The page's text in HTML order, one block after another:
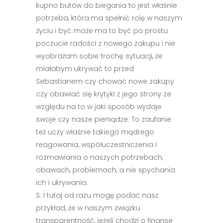
kupno butów do biegania to jest właśnie
potrzeba, która ma spełnić rolę w naszym
życiu i być może ma to być po prostu
poczucie radości z nowego zakupu i nie
wyobrażam sobie trochę sytuacji, że
miałabym ukrywać to przed
Sebastianem czy chować nowe zakupy
czy obawiać się krytyki z jego strony ze
względu na to w jaki sposób wydaje
swoje czy nasze pieniądze. To zaufanie
też uczy właśnie takiego mądrego
reagowania, współuczestniczenia i
rozmawiania o naszych potrzebach,
obawach, problemach, a nie spychania
ich i ukrywania.
S: I tutaj od razu mogę podać nasz
przykład, że w naszym związku
transparentność, jeżeli chodzi o finanse